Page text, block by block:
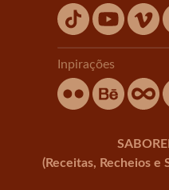
Inpirações
(Receitas, Recheios e